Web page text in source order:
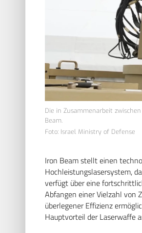
Die in Zusammenarbeit
Beam.
Foto: Israel Ministry of Defense
Iron Beam stellt einen
Hochleistungslasersystem,
verfügt über eine
Abfangen einer Vielzahl von
überlegener Effizienz
Hauptvorteil der Laserwaffe